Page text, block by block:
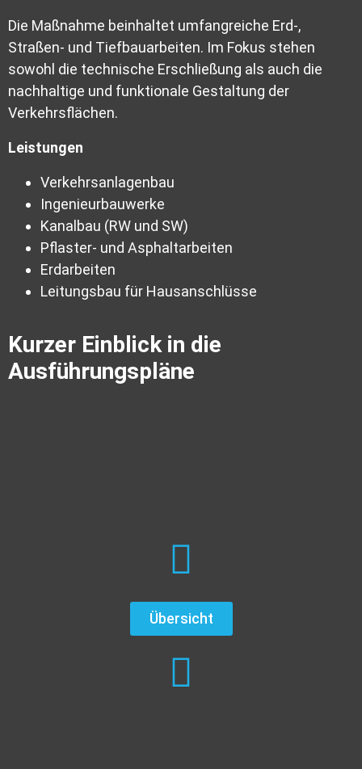
Die Maßnahme beinhaltet umfangreiche Erd-,
Straßen- und Tiefbauarbeiten. Im Fokus stehen
sowohl die technische Erschließung als auch die
nachhaltige und funktionale Gestaltung der
Verkehrsflächen.
Leistungen
Verkehrsanlagenbau
Ingenieurbauwerke
Kanalbau (RW und SW)
Pflaster- und Asphaltarbeiten
Erdarbeiten
Leitungsbau für Hausanschlüsse
Kurzer Einblick in die
Ausführungspläne
Übersicht